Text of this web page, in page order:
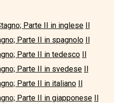
Parte II in inglese Il
Parte II in spagnolo Il
Parte II in tedesco Il
Parte II in svedese Il
Parte II in italiano Il
Parte II in giapponese Il